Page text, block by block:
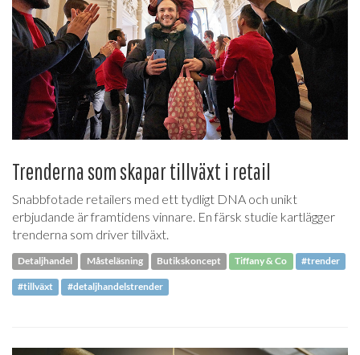
Trenderna som skapar tillväxt i retail
Snabbfotade retailers med ett tydligt DNA och unikt
erbjudande är framtidens vinnare. En färsk studie kartlägger
trenderna som driver tillväxt.
Detaljhandel Måsteläsning Butikskoncept Tiffany & Co #trender
#tillväxt #detaljhandelstrender